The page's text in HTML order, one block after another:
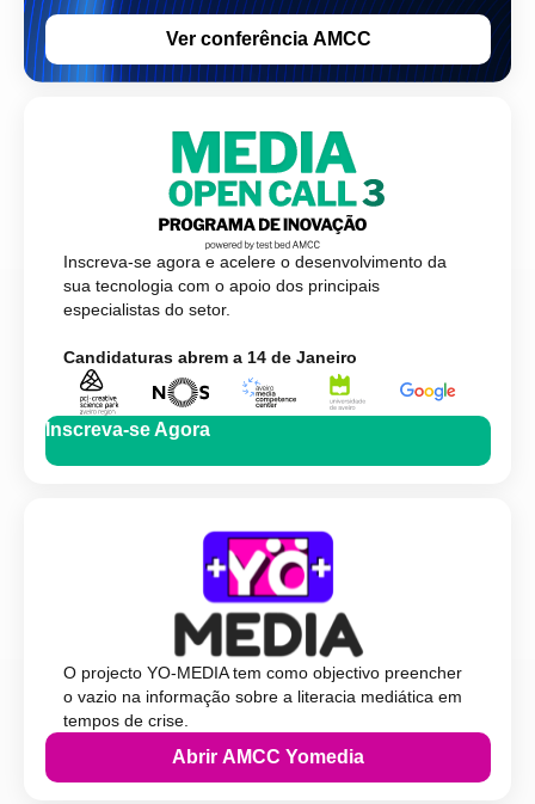
Ver conferência AMCC
Inscreva-se agora e acelere o desenvolvimento da
sua tecnologia com o apoio dos principais
especialistas do setor.
Candidaturas abrem a 14 de Janeiro
Inscreva-se Agora
O projecto YO-MEDIA tem como objectivo preencher
o vazio na informação sobre a literacia mediática em
tempos de crise.
Abrir AMCC Yomedia